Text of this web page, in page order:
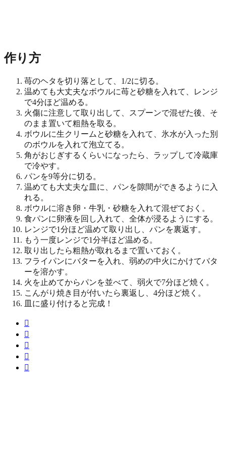
作り方
苺のヘタを切り落として、1/2に切る。
温めても大丈夫なボウルに苺と砂糖を入れて、レンジ
で4分ほど温める。
火傷に注意して取り出して、スプーンで混ぜた後、そ
のまま置いて粗熱を取る。
ボウルに生クリームと砂糖を入れて、氷水が入った別
のボウルを入れて泡立てる。
角がおじぎするくらいになったら、ラップして冷蔵庫
で冷やす。
パンを9等分に切る。
温めても大丈夫な皿に、パンを隙間ができるように入
れる。
ボウルに溶き卵・牛乳・砂糖を入れて混ぜておく。
食パンに卵液を回し入れて、全体が浸るようにする。
レンジで1分ほど温めて取り出し、パンを裏返す。
もう一度レンジで1分半ほど温める。
取り出したら粗熱が取れるまで置いておく。
フライパンにバターを入れ、弱めの中火にかけてバタ
ーを溶かす。
火を止めてからパンを並べて、弱火で7分ほど焼く。
こんがり焼き目が付いたら裏返し、4分ほど焼く。
皿に盛り付けると完成！